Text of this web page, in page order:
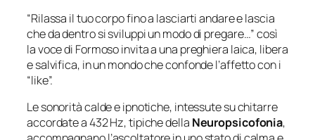
“Rilassa il tuo corpo fino a lasciarti andare e lascia
che da dentro si sviluppi un modo di pregare…”così
la voce di Formoso invita a una preghiera laica, libera
e salvifica, in un mondo che confonde l’affetto con i
“like”.
Le sonorità calde e ipnotiche, intessute su chitarre
accordate a 432 Hz, tipiche della Neuropsicofonia,